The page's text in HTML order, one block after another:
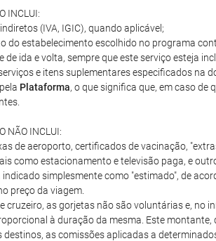
INCLUI:
(IVA, IGIC), quando aplicável;
do estabelecimento escolhido no programa
de ida e volta, sempre que este serviço esteja
e itens suplementares especificados na
Plataforma, o que significa que, em caso de
NÃO INCLUI:
de aeroporto, certificados de vacinação,
como estacionamento e televisão paga, e
indicado simplesmente como "estimado", de
preço da viagem.
cruzeiro, as gorjetas não são voluntárias e, no
à duração da mesma. Este
destinos, as comissões aplicadas a